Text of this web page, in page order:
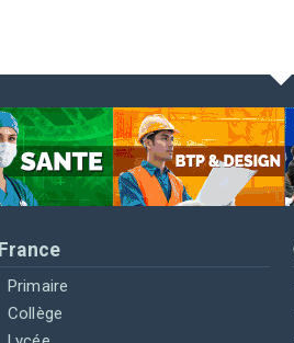
France
Primaire
Collège